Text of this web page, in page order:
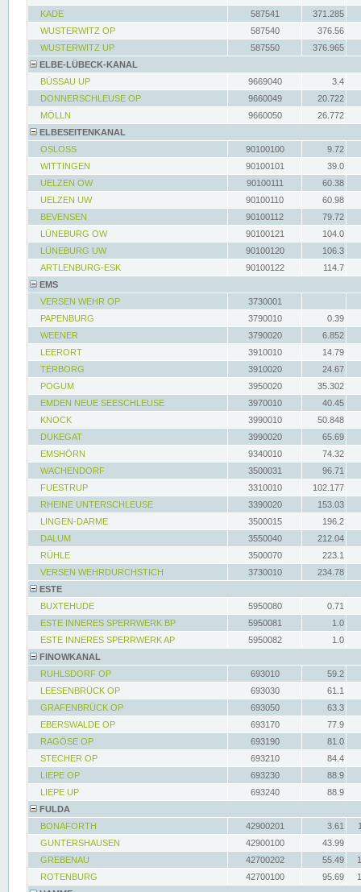
KADE
587541
371.285
WUSTERWITZ OP
587540
376.56
WUSTERWITZ UP
587550
376.965
ELBE-LÜBECK-KANAL
BÜSSAU UP
9669040
3.4
DONNERSCHLEUSE OP
9660049
20.722
MÖLLN
9660050
26.772
ELBESEITENKANAL
OSLOSS
90100100
9.72
WITTINGEN
90100101
39.0
UELZEN OW
90100111
60.38
UELZEN UW
90100110
60.98
BEVENSEN
90100112
79.72
LÜNEBURG OW
90100121
104.0
LÜNEBURG UW
90100120
106.3
ARTLENBURG-ESK
90100122
114.7
EMS
VERSEN WEHR OP
3730001
PAPENBURG
3790010
0.39
WEENER
3790020
6.852
LEERORT
3910010
14.79
TERBORG
3910020
24.67
POGUM
3950020
35.302
EMDEN NEUE SEESCHLEUSE
3970010
40.45
KNOCK
3990010
50.848
DUKEGAT
3990020
65.69
EMSHÖRN
9340010
74.32
WACHENDORF
3500031
96.71
FUESTRUP
3310010
102.177
RHEINE UNTERSCHLEUSE
3390020
153.03
LINGEN-DARME
3500015
196.2
DALUM
3550040
212.04
RÜHLE
3500070
223.1
VERSEN WEHRDURCHSTICH
3730010
234.78
ESTE
BUXTEHUDE
5950080
0.71
ESTE INNERES SPERRWERK BP
5950081
1.0
ESTE INNERES SPERRWERK AP
5950082
1.0
FINOWKANAL
RUHLSDORF OP
693010
59.2
LEESENBRÜCK OP
693030
61.1
GRAFENBRÜCK OP
693050
63.3
EBERSWALDE OP
693170
77.9
RAGÖSE OP
693190
81.0
STECHER OP
693210
84.4
LIEPE OP
693230
88.9
LIEPE UP
693240
88.9
FULDA
BONAFORTH
42900201 3.61
GUNTERSHAUSEN
42900100
43.99
GREBENAU
42700202 55.49
ROTENBURG
42700100 95.69